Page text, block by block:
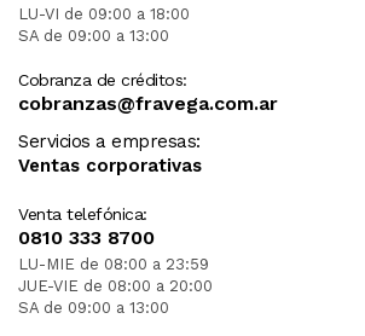
LU-VI de 09:00 a 18:00
SA de 09:00 a 13:00
Cobranza de créditos:
cobranzas@fravega.com.ar
Servicios a empresas:
Ventas corporativas
Venta telefónica:
0810 333 8700
LU-MIE de 08:00 a 23:59
JUE-VIE de 08:00 a 20:00
SA de 09:00 a 13:00